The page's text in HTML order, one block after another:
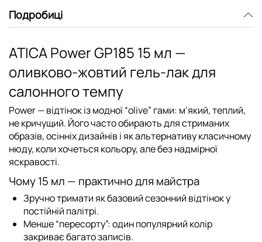
Подробиці
ATICA Power GP185 15 мл —
оливково-жовтий гель-лак для
салонного темпу
Power — відтінок із модної “olive” гами: м’який, теплий,
не кричущий. Його часто обирають для стриманих
образів, осінніх дизайнів і як альтернативу класичному
нюду, коли хочеться кольору, але без надмірної
яскравості.
Чому 15 мл — практично для майстра
Зручно тримати як базовий сезонний відтінок у
постійній палітрі.
Менше “пересорту”: один популярний колір
закриває багато записів.